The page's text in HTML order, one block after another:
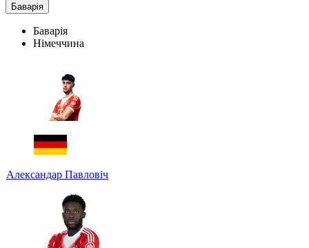
Баварія
Баварія
Німеччина
Александар Павловіч